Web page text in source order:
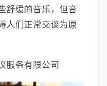
舒缓的音乐，但音
人们正常交谈为原
服务有限公司